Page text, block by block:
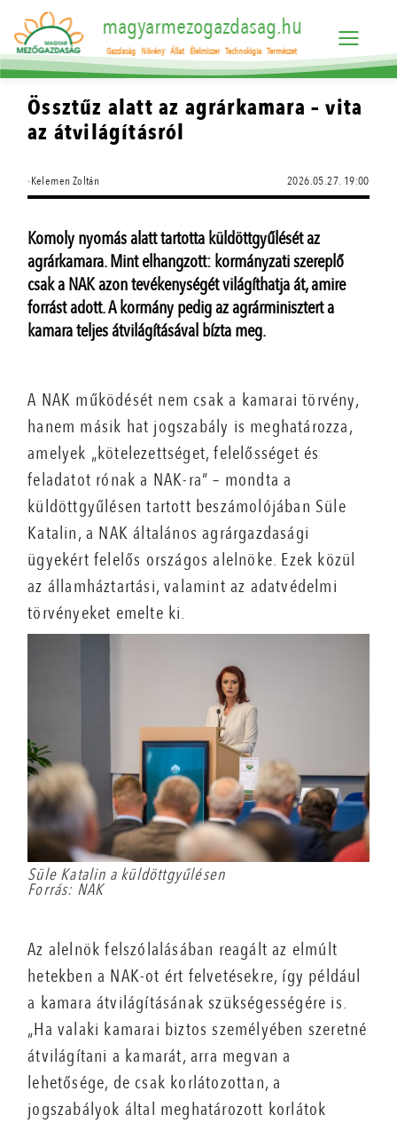
magyarmezogazdasag.hu
Gazdaság Növény Állat Élelmiszer Technológia Természet
Össztűz alatt az agrárkamara – vita
az átvilágításról
·Kelemen Zoltán 2026.05.27. 19:00
Komoly nyomás alatt tartotta küldöttgyűlését az
agrárkamara. Mint elhangzott: kormányzati szereplő
csak a NAK azon tevékenységét világíthatja át, amire
forrást adott. A kormány pedig az agrárminisztert a
kamara teljes átvilágításával bízta meg.
A NAK működését nem csak a kamarai törvény,
hanem másik hat jogszabály is meghatározza,
amelyek „kötelezettséget, felelősséget és
feladatot rónak a NAK-ra” – mondta a
küldöttgyűlésen tartott beszámolójában Süle
Katalin, a NAKáltalános agrárgazdasági
ügyekért felelős országos alelnöke. Ezek közül
az államháztartási, valamint az adatvédelmi
törvényeket emelte ki.
Süle Katalin a küldöttgyűlésen
Forrás: NAK
Az alelnök felszólalásában reagált az elmúlt
hetekben a NAK-ot ért felvetésekre, így például
a kamara átvilágításának szükségességére is.
„Ha valaki kamarai biztos személyében szeretné
átvilágítani a kamarát, arra megvan a
lehetősége, de csak korlátozottan, a
jogszabályok által meghatározott korlátok